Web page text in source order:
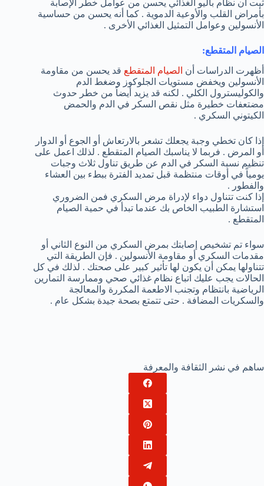
ثبت أن نظام باليو الغذائي يحسن من عوامل خطر الإصابة
بأمراض القلب والأوعية الدموية . كما أنه يحسن من حساسية
الأنسولين وعوامل التمثيل الغذائي الأخرى .
الصيام المتقطع:
أظهرت الدراسات أن الصيام المتقطع قد يحسن من مقاومة
الأنسولين ويخفض مستويات الجلوكوز وضغط الدم
والكوليسترول الكلي . لكنه قد يزيد أيضاً من خطر حدوث
مضتعفات خطيرة مثل نقص السكر في الدم والحمض
الكيتوني السكري .
إذا كان تخطي وجبة يجعلك تشعر بالارتعاش أو الجوع أو الدوار
أو المرض . فربما لا يناسبك الصيام المتقطع . لذلك اعمل على
تنظيم نسبة السكر في الدم عن طريق تناول ثلاث وجبات
يومياً في أوقات منتظمة قبل تمديد الفترة ببطء بين العشاء
والفطور .
إذا كنت تتناول دواء لإدراة مرض السكري فمن الضروري
استشارة الطبيب الخاص بك عندما تبدأ في حمية الصيام
المتقطع .
سواء تم تشخيص إصابتك بمرض السكري من النوع الثاني أو
مقدمات السكري أو مقاومة الأنسولين . فإن الطريقة التي
تتناولها يمكن أن يكون لها تأثير كبير على صحتك . لذلك في كل
الحالات يجب عليك اتباع نظام غذائي صحي وممارسة التمارين
الرياضية بانتظام وتجنب الاطعمة المكررة والمعالجة
والسكريات المضافة . حتى تتمتع بصحة جيدة بشكل عام .
ساهم في نشر الثقافة والمعرفة